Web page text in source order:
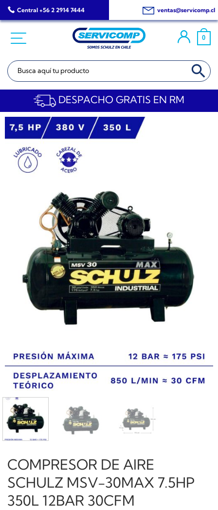
Saltar
al
Central +56 2 2914 7444 ventas@servicomp.cl
0
Buscar: BOTÓN DE
DESPACHO GRATIS EN RM
COMPRESOR DE AIRE
SCHULZ MSV-30MAX 7.5HP
350L 12BAR 30CFM